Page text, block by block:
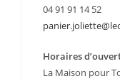
04 91 91 14 52
Horaires
La Maison pour